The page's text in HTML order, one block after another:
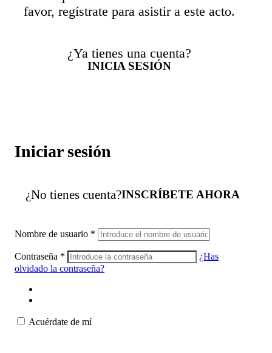
favor, regístrate para asistir a este acto.
¿Ya tienes una cuenta?
INICIA SESIÓN
Iniciar sesión
¿No tienes cuenta?INSCRÍBETE AHORA
Nombre de usuario *
Contraseña *
¿Has
olvidado la contraseña?
Acuérdate de mí